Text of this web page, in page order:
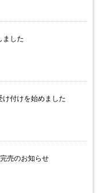
ました
け付けを始めました
売のお知らせ